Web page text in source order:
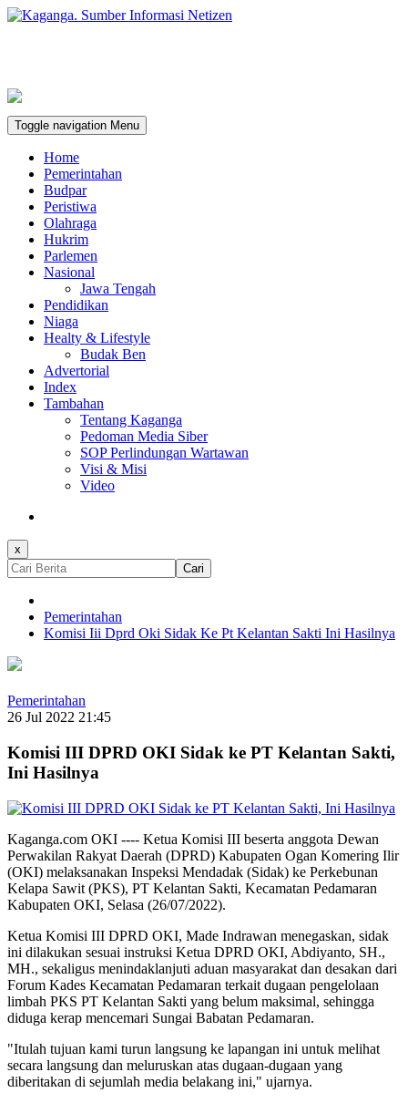
Toggle navigation Menu
Home
Pemerintahan
Budpar
Peristiwa
Olahraga
Hukrim
Parlemen
Nasional
Jawa Tengah
Pendidikan
Niaga
Healty & Lifestyle
Budak Ben
Advertorial
Index
Tambahan
Tentang Kaganga
Pedoman Media Siber
SOP Perlindungan Wartawan
Visi & Misi
Video
x
Cari
Pemerintahan
Komisi Iii Dprd Oki Sidak Ke Pt Kelantan Sakti Ini Hasilnya
Pemerintahan
26 Jul 2022 21:45
Komisi III DPRD OKI Sidak ke PT Kelantan Sakti,
Ini Hasilnya
Kaganga.com OKI ---- Ketua Komisi III beserta anggota Dewan
Perwakilan Rakyat Daerah (DPRD) Kabupaten Ogan Komering Ilir
(OKI) melaksanakan Inspeksi Mendadak (Sidak) ke Perkebunan
Kelapa Sawit (PKS), PT Kelantan Sakti, Kecamatan Pedamaran
Kabupaten OKI, Selasa (26/07/2022).
Ketua Komisi III DPRD OKI, Made Indrawan menegaskan, sidak
ini dilakukan sesuai instruksi Ketua DPRD OKI, Abdiyanto, SH.,
MH., sekaligus menindaklanjuti aduan masyarakat dan desakan dari
Forum Kades Kecamatan Pedamaran terkait dugaan pengelolaan
limbah PKS PT Kelantan Sakti yang belum maksimal, sehingga
diduga kerap mencemari Sungai Babatan Pedamaran.
"Itulah tujuan kami turun langsung ke lapangan ini untuk melihat
secara langsung dan meluruskan atas dugaan-dugaan yang
diberitakan di sejumlah media belakang ini," ujarnya.